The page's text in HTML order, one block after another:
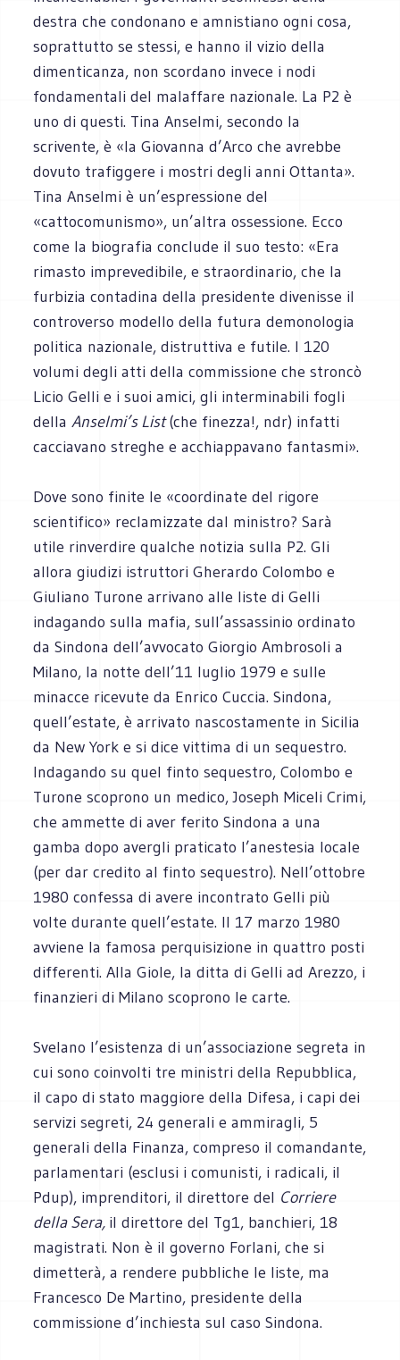
destra che condonano e amnistiano ogni cosa,
soprattutto se stessi, e hanno il vizio della
dimenticanza, non scordano invece i nodi
fondamentali del malaffare nazionale. La P2 è
uno di questi. Tina Anselmi, secondo la
scrivente, è «la Giovanna d’Arco che avrebbe
dovuto trafiggere i mostri degli anni Ottanta».
Tina Anselmi è un’espressione del
«cattocomunismo», un’altra ossessione. Ecco
come la biografia conclude il suo testo: «Era
rimasto imprevedibile, e straordinario, che la
furbizia contadina della presidente divenisse il
controverso modello della futura demonologia
politica nazionale, distruttiva e futile. I 120
volumi degli atti della commissione che stroncò
Licio Gelli e i suoi amici, gli interminabili fogli
dellaAnselmi’s List(che finezza!, ndr) infatti
cacciavano streghe e acchiappavano fantasmi».
Dove sono finite le «coordinate del rigore
scientifico» reclamizzate dal ministro? Sarà
utile rinverdire qualche notizia sulla P2. Gli
allora giudizi istruttori Gherardo Colombo e
Giuliano Turone arrivano alle liste di Gelli
indagando sulla mafia, sull’assassinio ordinato
da Sindona dell’avvocato Giorgio Ambrosoli a
Milano, la notte dell’11 luglio 1979 e sulle
minacce ricevute da Enrico Cuccia. Sindona,
quell’estate, è arrivato nascostamente in Sicilia
da New York e si dice vittima di un sequestro.
Indagando su quel finto sequestro, Colombo e
Turone scoprono un medico, Joseph Miceli Crimi,
che ammette di aver ferito Sindona a una
gamba dopo avergli praticato l’anestesia locale
(per dar credito al finto sequestro). Nell’ottobre
1980 confessa di avere incontrato Gelli più
volte durante quell’estate. Il 17 marzo 1980
avviene la famosa perquisizione in quattro posti
differenti. Alla Giole, la ditta di Gelli ad Arezzo, i
finanzieri di Milano scoprono le carte.
Svelano l’esistenza di un’associazione segreta in
cui sono coinvolti tre ministri della Repubblica,
il capo di stato maggiore della Difesa, i capi dei
servizi segreti, 24 generali e ammiragli, 5
generali della Finanza, compreso il comandante,
parlamentari (esclusi i comunisti, i radicali, il
Pdup), imprenditori, il direttore del Corriere
della Sera, il direttore del Tg1, banchieri, 18
magistrati. Non è il governo Forlani, che si
dimetterà, a rendere pubbliche le liste, ma
Francesco De Martino, presidente della
commissione d’inchiesta sul caso Sindona.